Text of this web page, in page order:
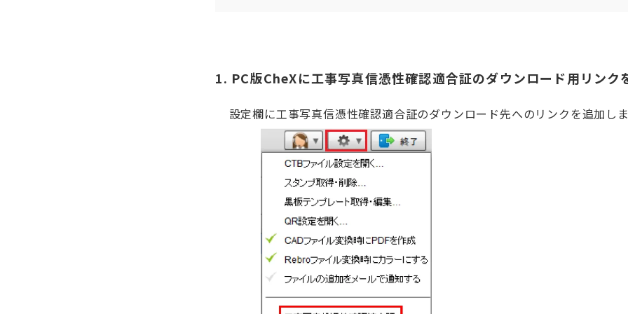
1. PC版CheXに工事写真信憑性確認適合証のダウンロード用リンク
設定欄に工事写真信憑性確認適合証のダウンロード先へのリンクを追加しま